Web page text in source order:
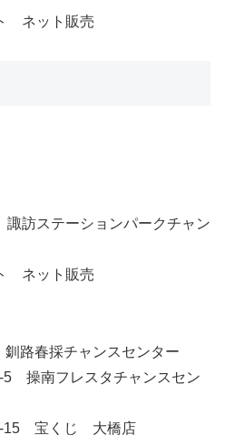
ネット販売
訪ステーションパークチャン
ネット販売
路春採チャンスセンター
5 操南フレスタチャンスセン
15 宝くじ 大橋店